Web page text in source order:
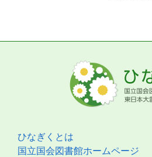
ひなぎくとは
国立国会図書館ホームページ